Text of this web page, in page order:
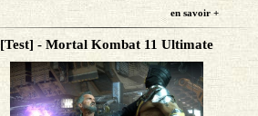
en savoir +
[Test] - Mortal Kombat 11 Ultimate